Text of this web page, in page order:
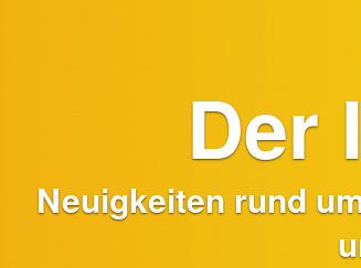
Der
Neuigkeiten rund